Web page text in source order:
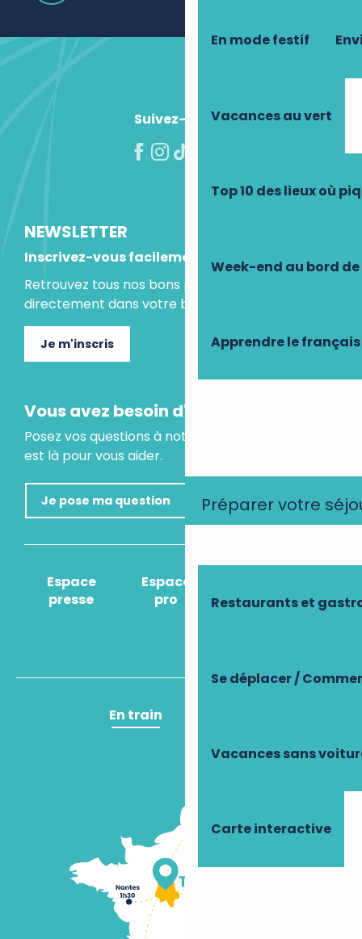
En mode festif
Vacances au vert
Top 10 des lieux où
Week-end au bord de
Apprendre le français
Préparer votre
Restaurants et
Se déplacer /
Vacances sans
Carte interactive
Suivez-nous !
NEWSLETTER
Inscrivez-vous facilement
Retrouvez tous nos bons plans et idées séjours
directement dans votre boite mail.
Je m'inscris
Vous avez besoin d'un conseil ?
Posez vos questions à notre assistant virtuel, il
est là pour vous aider.
Je pose ma question
Espace
presse
Espace
pro
?
En train